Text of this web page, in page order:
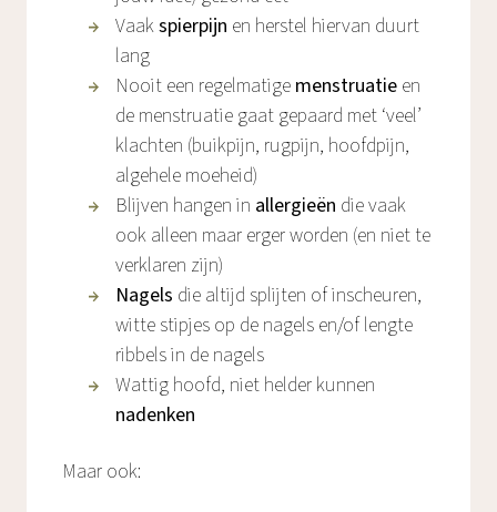
Vaakspierpijn en herstel hiervan duurt
lang
Nooit een regelmatige menstruatie en
de menstruatie gaat gepaard met ‘veel’
klachten (buikpijn, rugpijn, hoofdpijn,
algehele moeheid)
Blijven hangen in allergieën die vaak
ook alleen maar erger worden (en niet te
verklaren zijn)
Nagels die altijd splijten of inscheuren,
witte stipjes op de nagels en/of lengte
ribbels in de nagels
Wattig hoofd, niet helder kunnen
nadenken
Maar ook: